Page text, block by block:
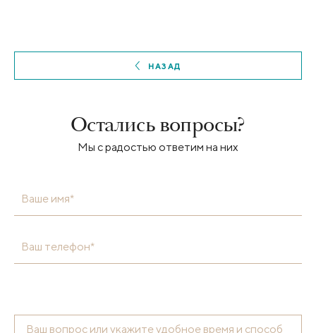
НАЗАД
Остались вопросы?
Мы с радостью ответим на них
Ваше имя*
Ваш телефон*